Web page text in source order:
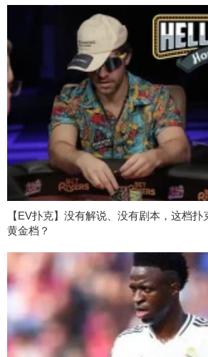
【EV扑克】没有解说、没有剧本，这档
黄金档？